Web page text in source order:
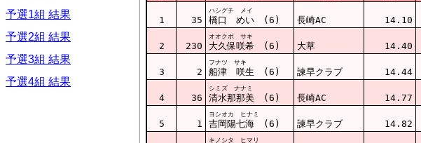
予選1組 結果
予選2組 結果
予選3組 結果
予選4組 結果
1 35
ハシグチ メイ
橋口 めい (6) 長崎AC 14.10
2 230
オオクボ サキ
大久保咲希 (6) 大草 14.40
3 2
フナツ サキ
船津 咲生 (6) 諫早クラブ 14.44
4 36
シミズ ナナミ
清水那那美 (6) 長崎AC 14.77
5 1
ヨシオカ ヒナミ
吉岡陽七海 (6) 諫早クラブ 14.82
キノシタ ヒマリ